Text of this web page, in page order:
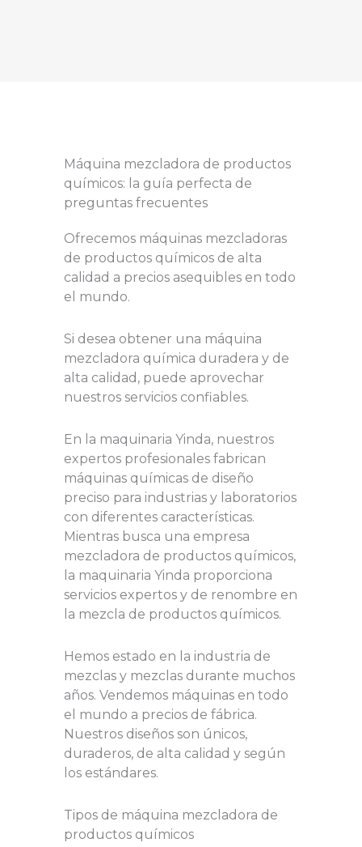
Máquina mezcladora de productos
químicos: la guía perfecta de
preguntas frecuentes
Ofrecemos máquinas mezcladoras
de productos químicos de alta
calidad a precios asequibles en todo
el mundo.
Si desea obtener una máquina
mezcladora química duradera y de
alta calidad, puede aprovechar
nuestros servicios confiables.
En la maquinaria Yinda, nuestros
expertos profesionales fabrican
máquinas químicas de diseño
preciso para industrias y laboratorios
con diferentes características.
Mientras busca una empresa
mezcladora de productos químicos,
la maquinaria Yinda proporciona
servicios expertos y de renombre en
la mezcla de productos químicos.
Hemos estado en la industria de
mezclas y mezclas durante muchos
años. Vendemos máquinas en todo
el mundo a precios de fábrica.
Nuestros diseños son únicos,
duraderos, de alta calidad y según
los estándares.
Tipos de máquina mezcladora de
productos químicos